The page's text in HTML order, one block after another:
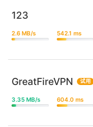
123
2.6 MB/s 542.1 ms
GreatFireVPN 试用
3.35 MB/s 604.0 ms